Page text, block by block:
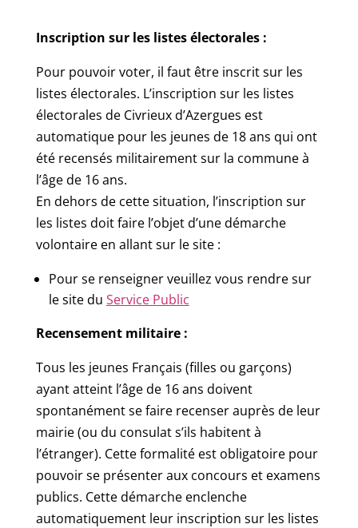
Inscription sur les listes électorales :
Pour pouvoir voter, il faut être inscrit sur les
listes électorales. L’inscription sur les listes
électorales de Civrieux d’Azergues est
automatique pour les jeunes de 18 ans qui ont
été recensés militairement sur la commune à
l’âge de 16 ans.
En dehors de cette situation, l’inscription sur
les listes doit faire l’objet d’une démarche
volontaire en allant sur le site :
Pour se renseigner veuillez vous rendre sur
le site du Service Public
Recensement militaire :
Tous les jeunes Français (filles ou garçons)
ayant atteint l’âge de 16 ans doivent
spontanément se faire recenser auprès de leur
mairie (ou du consulat s’ils habitent à
l’étranger). Cette formalité est obligatoire pour
pouvoir se présenter aux concours et examens
publics. Cette démarche enclenche
automatiquement leur inscription sur les listes